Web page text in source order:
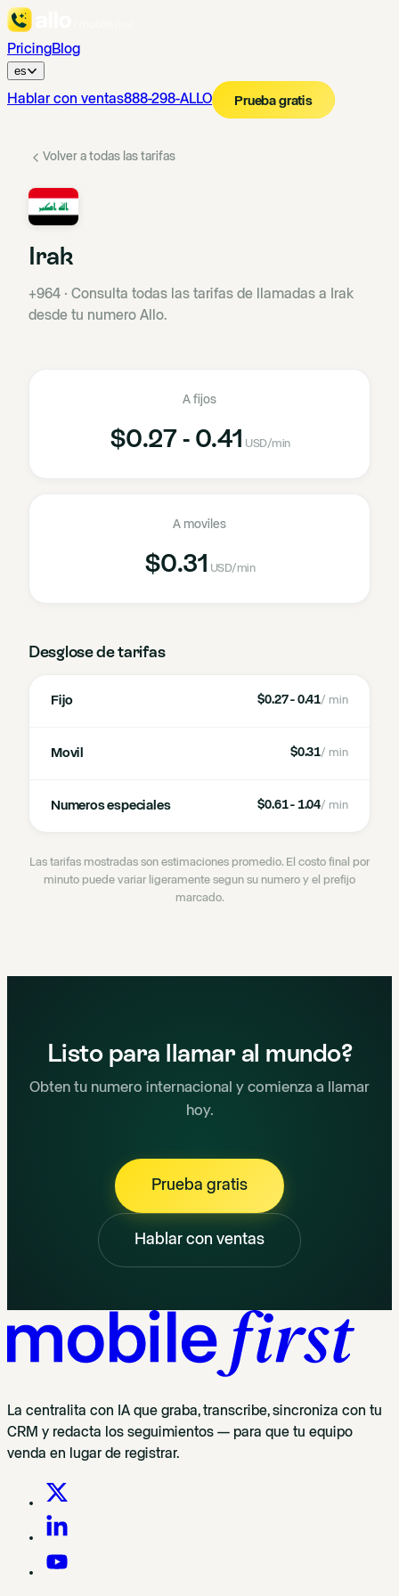
PricingBlog
es
Hablar con ventas888-298-ALLO Prueba gratis
Volver a todas las tarifas
Irak
+964 · Consulta todas las tarifas de llamadas a Irak
desde tu numero Allo.
A fijos
$0.27 - 0.41 USD/min
A moviles
$0.31 USD/min
Desglose de tarifas
Fijo $0.27 - 0.41/ min
Movil $0.31/ min
Numeros especiales $0.61 - 1.04/ min
Las tarifas mostradas son estimaciones promedio. El costo final por
minuto puede variar ligeramente segun su numero y el prefijo
marcado.
Listo para llamar al mundo?
Obten tu numero internacional y comienza a llamar
hoy.
Prueba gratis
Hablar con ventas
La centralita con IA que graba, transcribe, sincroniza con tu
CRM y redacta los seguimientos — para que tu equipo
venda en lugar de registrar.